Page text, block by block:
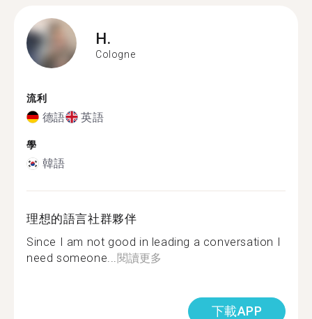
H.
Cologne
流利
德語 英語
學
韓語
理想的語言社群夥伴
Since I am not good in leading a conversation I
need someone...閱讀更多
下載APP